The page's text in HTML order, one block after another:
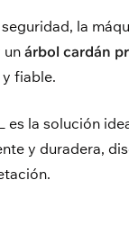
la
un árbol cardán
fiable.
es la solución
y duradera,